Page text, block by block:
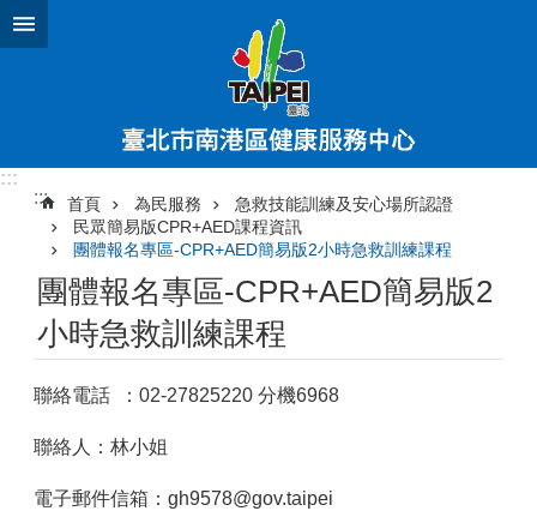
跳到主要內容區塊
:::
:::
首頁 為民服務
急救技能訓練及安心場所認證
民眾簡易版CPR+AED課程資訊
團體報名專區-CPR+AED簡易版2小時急救訓練課程
團體報名專區-CPR+AED簡易版2
小時急救訓練課程
聯絡電話 ：02-27825220 分機6968
聯絡人：林小姐
電子郵件信箱：gh9578@gov.taipei